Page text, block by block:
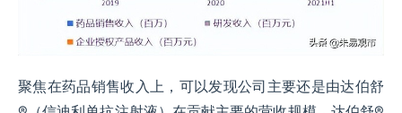
聚焦在药品销售收入上，可以发现公司主要还是由达伯舒